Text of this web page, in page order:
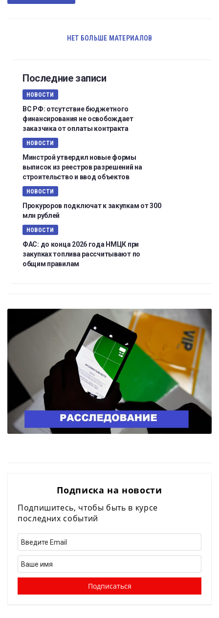
НЕТ БОЛЬШЕ МАТЕРИАЛОВ
Последние записи
НОВОСТИ
ВС РФ: отсутствие бюджетного
финансирования не освобождает
заказчика от оплаты контракта
НОВОСТИ
Минстрой утвердил новые формы
выписок из реестров разрешений на
строительство и ввод объектов
НОВОСТИ
Прокуроров подключат к закупкам от 300
млн рублей
НОВОСТИ
ФАС: до конца 2026 года НМЦК при
закупках топлива рассчитывают по
общим правилам
Подписка на новости
Подпишитесь, чтобы быть в курсе
последних событий